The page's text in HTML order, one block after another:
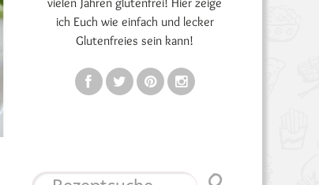
ich Euch wie einfach und lecker
Glutenfreies sein kann!